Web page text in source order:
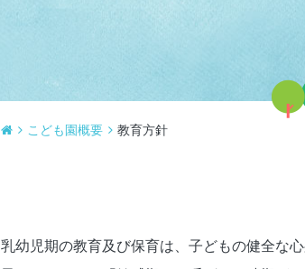
こども園概要 教育方針
乳幼児期の教育及び保育は、子どもの健全な